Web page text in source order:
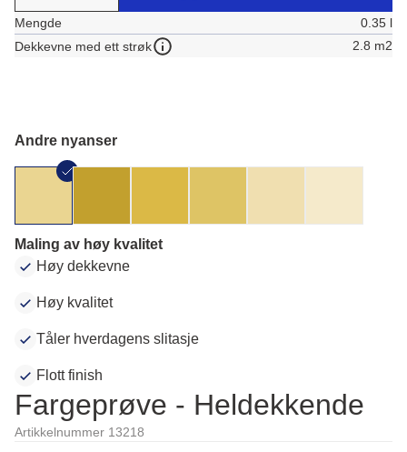
Mengde
0.35 l
Dekkevne med ett strøk
2.8 m2
Andre nyanser
Maling av høy kvalitet
Høy dekkevne
Høy kvalitet
Tåler hverdagens slitasje
Flott finish
Fargeprøve - Heldekkende
Artikkelnummer 13218